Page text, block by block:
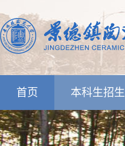
首页 本科生招生